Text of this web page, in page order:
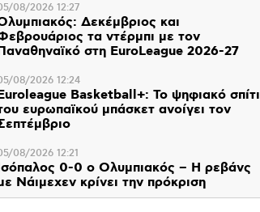
08/2026 12:27
Δεκέμβριος και
τα ντέρμπι με τον
στη EuroLeague 2026-27
08/2026 12:24
Basketball+: Το ψηφιακό σπίτι
ευρωπαϊκού μπάσκετ ανοίγει τον
08/2026 12:21
0-0 ο Ολυμπιακός – Η ρεβάνς
Νάιμεχεν κρίνει την πρόκριση